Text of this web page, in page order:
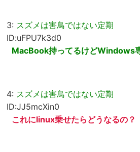
3: スズメは害鳥ではない定期
ID:uFPU7k3d0
MacBook持ってるけどWindows
4: スズメは害鳥ではない定期
ID:JJ5mcXin0
これにlinux乗せたらどうなるの？